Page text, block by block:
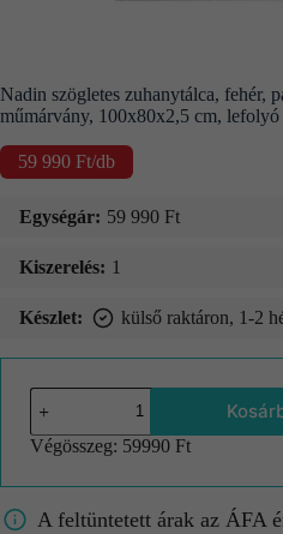
Nadin szögletes zuhanytálca, fehér,
műmárvány, 100x80x2,5 cm,
59 990 Ft/db
Egységár: 59 990 Ft
Kiszerelés: 1
Készlet: külső raktáron, 1-2
Végösszeg: 59990 Ft
A feltüntetett árak az ÁFA